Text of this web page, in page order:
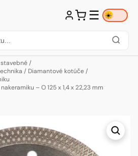
☰ ☀️
/
/ Diamantové kotúče/
– O 125 x 1,4 x 22,23 mm